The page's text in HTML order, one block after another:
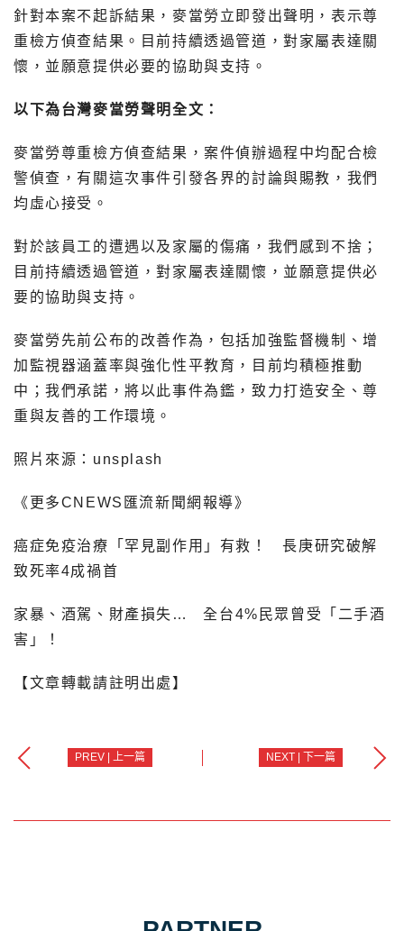
針對本案不起訴結果，麥當勞立即發出聲明，表示尊
重檢方偵查結果。目前持續透過管道，對家屬表達關
懷，並願意提供必要的協助與支持。
以下為台灣麥當勞聲明全文：
麥當勞尊重檢方偵查結果，案件偵辦過程中均配合檢
警偵查，有關這次事件引發各界的討論與賜教，我們
均虛心接受。
對於該員工的遭遇以及家屬的傷痛，我們感到不捨；
目前持續透過管道，對家屬表達關懷，並願意提供必
要的協助與支持。
麥當勞先前公布的改善作為，包括加強監督機制、增
加監視器涵蓋率與強化性平教育，目前均積極推動
中；我們承諾，將以此事件為鑑，致力打造安全、尊
重與友善的工作環境。
照片來源：unsplash
《更多CNEWS匯流新聞網報導》
癌症免疫治療「罕見副作用」有救！
長庚研究破解
致死率4成禍首
家暴、酒駕、財產損失…
全台4%民眾曾受「二手酒
害」！
【文章轉載請註明出處】
PREV | 上一篇 NEXT | 下一篇